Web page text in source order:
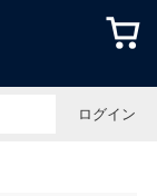
侍ジャパ
ログイン